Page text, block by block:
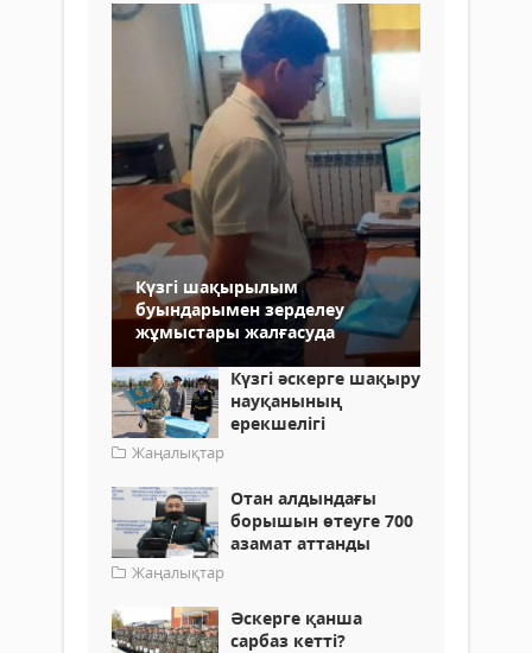
Күзгі шақырылым
буындарымен зерделеу
жұмыстары жалғасуда
Күзгі әскерге шақыру
науқанының
ерекшелігі
Жаңалықтар
Отан алдындағы
борышын өтеуге 700
азамат аттанды
Жаңалықтар
Әскерге қанша
сарбаз кетті?